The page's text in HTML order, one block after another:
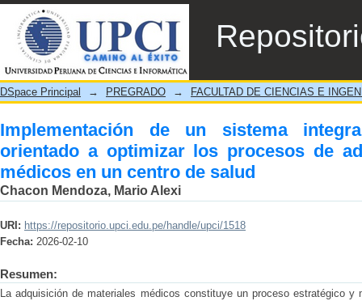
Implementación de un sistema integral de
adquisición de suministro médicos en un
DSpace Principal → PREGRADO → FACULTAD DE CIENCIAS E
Implementación de un sistema
orientado a optimizar los procesos de
médicos en un centro de salud
Chacon Mendoza, Mario Alexi
URI: https://repositorio.upci.edu.pe/handle/upci/1518
Fecha: 2026-02-10
Resumen:
La adquisición de materiales médicos constituye un proceso estratégico y